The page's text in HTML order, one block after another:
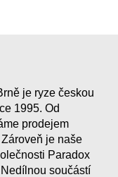
je ryze českou
1995. Od
prodejem
je naše
Paradox
součástí